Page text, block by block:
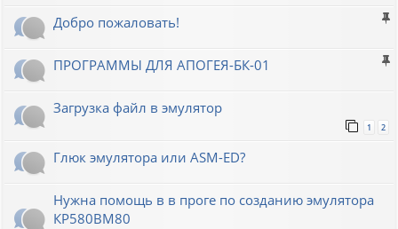
Добро пожаловать!
ПРОГРАММЫ ДЛЯ АПОГЕЯ-БК-01
Загрузка файл в эмулятор
1 2
Глюк эмулятора или ASM-ED?
Нужна помощь в в проге по созданию эмулятора
КР580ВМ80